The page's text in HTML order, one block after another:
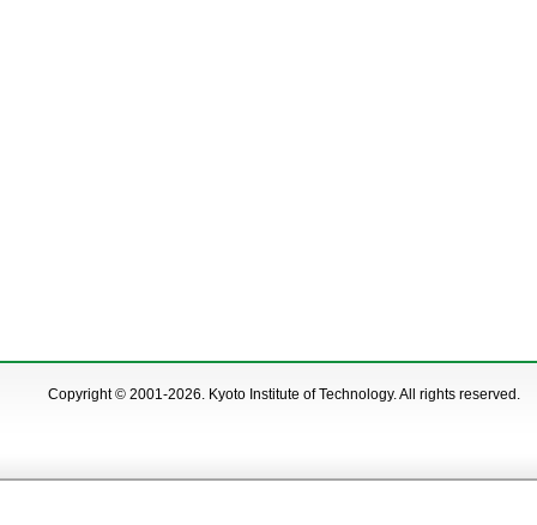
Copyright © 2001-2026. Kyoto Institute of Technology. All rights reserved.